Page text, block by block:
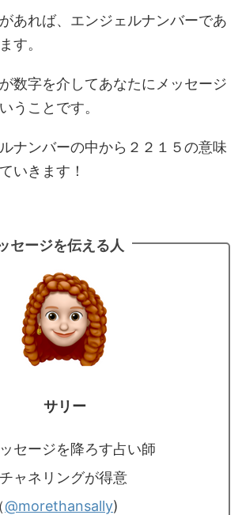
あれば、エンジェルナンバーであ
す。
数字を介してあなたにメッセージ
うことです。
ナンバーの中から２２１５の意味
いきます！
セージを伝える人
サリー
セージを降ろす占い師
ャネリングが得意
@morethansally)